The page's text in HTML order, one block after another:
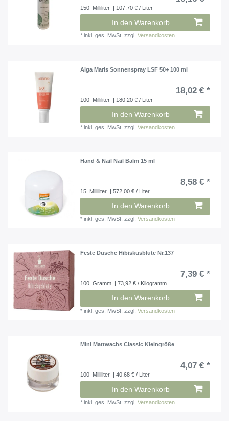
150 Milliliter | 107,70 € / Liter
In den Warenkorb
*inkl. ges. MwSt. zzgl.Versandkosten
Alga Maris Sonnenspray LSF 50+ 100 ml
18,02 € *
100 Milliliter | 180,20 € / Liter
In den Warenkorb
*inkl. ges. MwSt. zzgl.Versandkosten
Hand & Nail Nail Balm 15 ml
8,58 € *
15 Milliliter | 572,00 € / Liter
In den Warenkorb
*inkl. ges. MwSt. zzgl.Versandkosten
Feste Dusche Hibiskusblüte Nr.137
7,39 € *
100 Gramm | 73,92 € / Kilogramm
In den Warenkorb
*inkl. ges. MwSt. zzgl.Versandkosten
Mini Mattwachs Classic Kleingröße
4,07 € *
100 Milliliter | 40,68 € / Liter
In den Warenkorb
*inkl. ges. MwSt. zzgl.Versandkosten